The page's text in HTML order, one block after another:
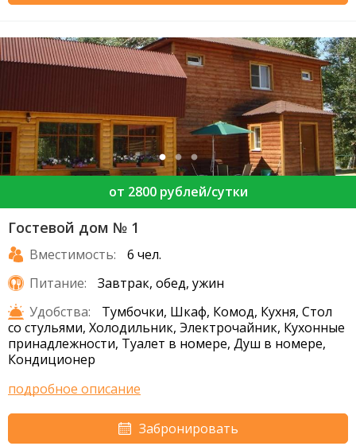
от 2800 рублей/сутки
Гостевой дом № 1
Вместимость:
6 чел.
Питание:
Завтрак, обед, ужин
Удобства:
Тумбочки, Шкаф, Комод, Кухня, Стол
со стульями, Холодильник, Электрочайник, Кухонные
принадлежности, Туалет в номере, Душ в номере,
Кондиционер
подробное описание
Забронировать